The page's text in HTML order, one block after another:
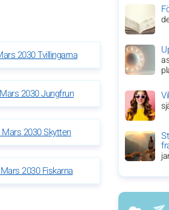
2030 Tvillingarna
2030 Jungfrun
2030 Skytten
2030 Fiskarna